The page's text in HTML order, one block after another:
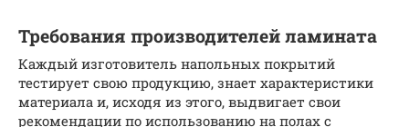
Требования производителей ламината
Каждый изготовитель напольных покрытий
тестирует свою продукцию, знает характеристики
материала и, исходя из этого, выдвигает свои
рекомендации по использованию на полах с